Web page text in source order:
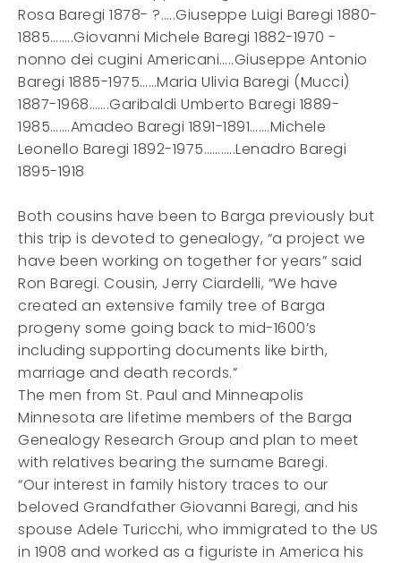
Rosa Baregi 1878- ?…..Giuseppe Luigi Baregi 1880-
1885……..Giovanni Michele Baregi 1882-1970 -
nonno dei cugini Americani…..Giuseppe Antonio
Baregi 1885-1975……Maria Ulivia Baregi (Mucci)
1887-1968…….Garibaldi Umberto Baregi 1889-
1985…….Amadeo Baregi 1891-1891…….Michele
Leonello Baregi 1892-1975………..Lenadro Baregi
1895-1918
Both cousins have been to Barga previously but
this trip is devoted to genealogy, “a project we
have been working on together for years” said
Ron Baregi. Cousin, Jerry Ciardelli, “We have
created an extensive family tree of Barga
progeny some going back to mid-1600’s
including supporting documents like birth,
marriage and death records.”
The men from St. Paul and Minneapolis
Minnesota are lifetime members of the Barga
Genealogy Research Group and plan to meet
with relatives bearing the surname Baregi.
“Our interest in family history traces to our
beloved Grandfather Giovanni Baregi, and his
spouse Adele Turicchi, who immigrated to the US
in 1908 and worked as a figuriste in America his